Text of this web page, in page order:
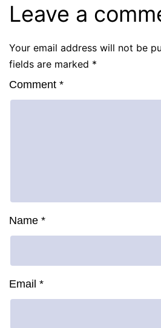
Leave a
Your email address will not be
fields are marked *
Comment *
Name *
Email *